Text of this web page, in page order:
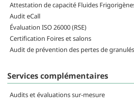
Attestation de capacité Fluides
Audit eCall
Évaluation ISO 26000 (RSE)
Certification Foires et salons
Audit de prévention des pertes de
Services complémentaires
Audits et évaluations sur-mesure